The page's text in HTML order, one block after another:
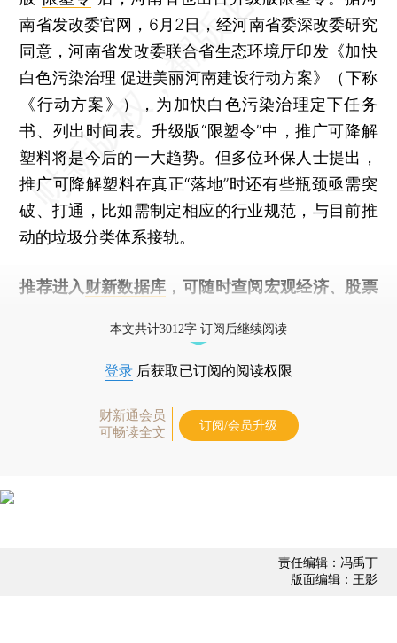
南省发改委官网，6月2日，经河南省委深改委研究
同意，河南省发改委联合省生态环境厅印发《加快
白色污染治理 促进美丽河南建设行动方案》（下称
《行动方案》），为加快白色污染治理定下任务
书、列出时间表。升级版“限塑令”中，推广可降解
塑料将是今后的一大趋势。但多位环保人士提出，
推广可降解塑料在真正“落地”时还有些瓶颈亟需突
破、打通，比如需制定相应的行业规范，与目前推
动的垃圾分类体系接轨。
推荐进入 财新数据库 ，可随时查阅宏观经济、股票
本文共计3012字 订阅后继续阅读
登录 后获取已订阅的阅读权限
财新通会员
可畅读全文
订阅/会员升级
责任编辑：冯禹丁
版面编辑：王影